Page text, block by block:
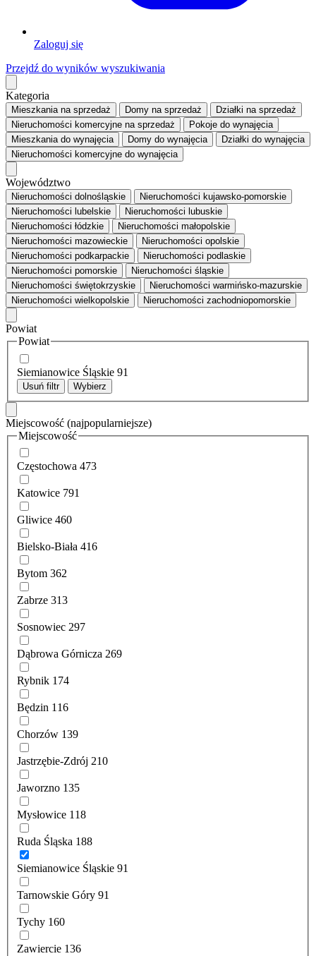
Zaloguj się
Przejdź do wyników wyszukiwania
Kategoria
Mieszkaniana sprzedaż Domy na sprzedaż Działki na sprzedaż
Nieruchomości komercyjne na sprzedaż Pokoje do wynajęcia
Mieszkaniado wynajęcia Domy do wynajęcia Działki do wynajęcia
Nieruchomości komercyjne do wynajęcia
Województwo
Nieruchomości dolnośląskie
Nieruchomości kujawsko-pomorskie
Nieruchomości lubelskie
Nieruchomości lubuskie
Nieruchomości łódzkie
Nieruchomości małopolskie
Nieruchomości mazowieckie
Nieruchomości opolskie
Nieruchomości podkarpackie
Nieruchomości podlaskie
Nieruchomości pomorskie
Nieruchomości śląskie
Nieruchomości świętokrzyskie
Nieruchomości warmińsko-mazurskie
Nieruchomości wielkopolskie
Nieruchomości zachodniopomorskie
Powiat
Powiat
Siemianowice Śląskie 91
Usuń filtr Wybierz
Miejscowość (najpopularniejsze)
Miejscowość
Częstochowa 473
Katowice 791
Gliwice 460
Bielsko-Biała 416
Bytom 362
Zabrze 313
Sosnowiec 297
Dąbrowa Górnicza 269
Rybnik 174
Będzin 116
Chorzów 139
Jastrzębie-Zdrój 210
Jaworzno 135
Mysłowice 118
Ruda Śląska 188
Siemianowice Śląskie 91
Tarnowskie Góry 91
Tychy 160
Zawiercie 136